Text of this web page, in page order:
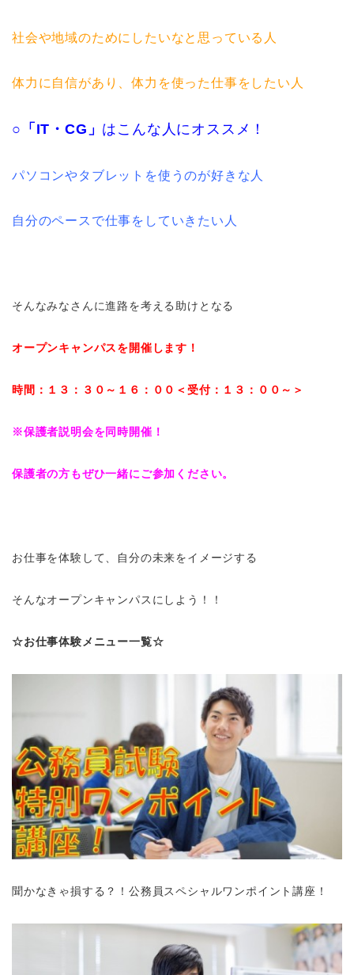
社会や地域のためにしたいなと思っている人
体力に自信があり、体力を使った仕事をしたい人
○ 「IT・CG」 はこんな人にオススメ！
パソコンやタブレットを使うのが好きな人
自分のペースで仕事をしていきたい人
そんなみなさんに進路を考える助けとなる
オープンキャンパスを開催します！
時間：１３：３０～１６：００＜受付：１３：００～＞
※保護者説明会を同時開催！
保護者の方もぜひ一緒にご参加ください。
お仕事を体験して、自分の未来をイメージする
そんなオープンキャンパスにしよう！！
☆お仕事体験メニュー一覧☆
聞かなきゃ損する？！公務員スペシャルワンポイント講座！